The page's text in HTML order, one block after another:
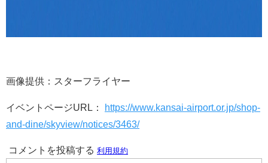
画像提供：スターフライヤー
イベントページURL：
https://www.kansai-airport.or.jp/shop-
and-dine/skyview/notices/3463/